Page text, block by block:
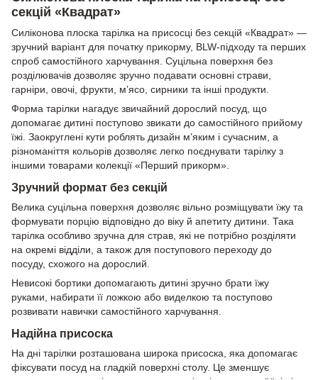
секцій «Квадрат»
Силіконова плоска тарілка на присосці без секцій «Квадрат» —
зручний варіант для початку прикорму, BLW-підходу та перших
спроб самостійного харчування. Суцільна поверхня без
розділювачів дозволяє зручно подавати основні страви,
гарніри, овочі, фрукти, м’ясо, сирники та інші продукти.
Форма тарілки нагадує звичайний дорослий посуд, що
допомагає дитині поступово звикати до самостійного прийому
їжі. Заокруглені кути роблять дизайн м’яким і сучасним, а
різноманіття кольорів дозволяє легко поєднувати тарілку з
іншими товарами колекції «Перший прикорм».
Зручний формат без секцій
Велика суцільна поверхня дозволяє вільно розміщувати їжу та
формувати порцію відповідно до віку й апетиту дитини. Така
тарілка особливо зручна для страв, які не потрібно розділяти
на окремі відділи, а також для поступового переходу до
посуду, схожого на дорослий.
Невисокі бортики допомагають дитині зручно брати їжу
руками, набирати її ложкою або виделкою та поступово
розвивати навички самостійного харчування.
Надійна присоска
На дні тарілки розташована широка присоска, яка допомагає
фіксувати посуд на гладкій поверхні столу. Це зменшує